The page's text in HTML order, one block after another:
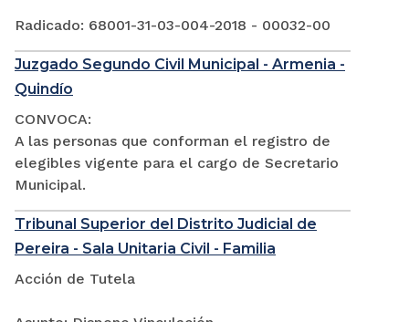
Radicado: 68001-31-03-004-2018 - 00032-00
Juzgado Segundo Civil Municipal - Armenia -
Quindío
CONVOCA:
A las personas que conforman el registro de
elegibles vigente para el cargo de Secretario
Municipal.
Tribunal Superior del Distrito Judicial de
Pereira - Sala Unitaria Civil - Familia
Acción de Tutela